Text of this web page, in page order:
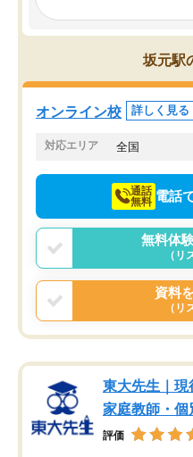
み、徐々に成績が上がったら
思っていました。何が今足
を的確に指導いただき、子
くりするほど楽しんでやる
塾を受けています。狙い通
つ成績も上がり、苦手意識も
てきたので、さらに苦手な数
でお願いしました。来年の高
坂元駅
オンライン校 詳しく見る
対応エリア 全国
通話
無料 電話
無料体
（リ
資料
（リ
東大先生｜
家庭教師・個
評価